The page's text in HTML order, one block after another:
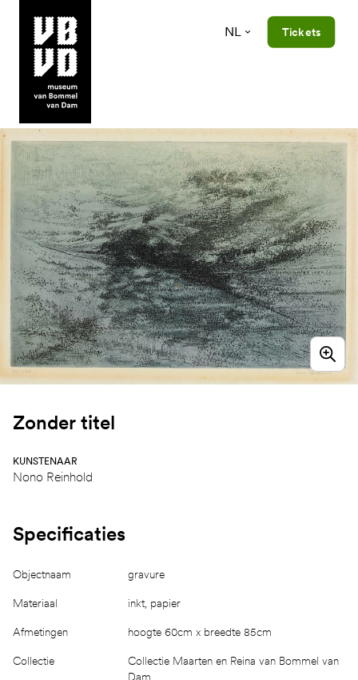
museum van Bommel van Dam
NL Tickets
Zonder titel
KUNSTENAAR
Nono Reinhold
Specificaties
Objectnaam gravure
Materiaal inkt, papier
Afmetingen hoogte 60cm x breedte 85cm
Collectie
Collectie Maarten en Reina van Bommel van
Dam